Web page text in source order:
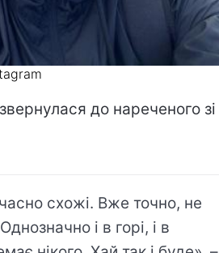
до нареченого зі
схожі. Вже точно, не
і в горі, і в